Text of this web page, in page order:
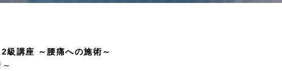
講座 ～腰痛への施術～